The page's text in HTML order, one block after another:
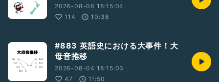
2026-08-08 18:15:04
114
10:38
#883 英語史における大事件！大
母音推移
2026-08-04 18:15:03
47
11:50